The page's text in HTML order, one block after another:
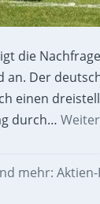
die
an. Der
einen
durch…
mehr: